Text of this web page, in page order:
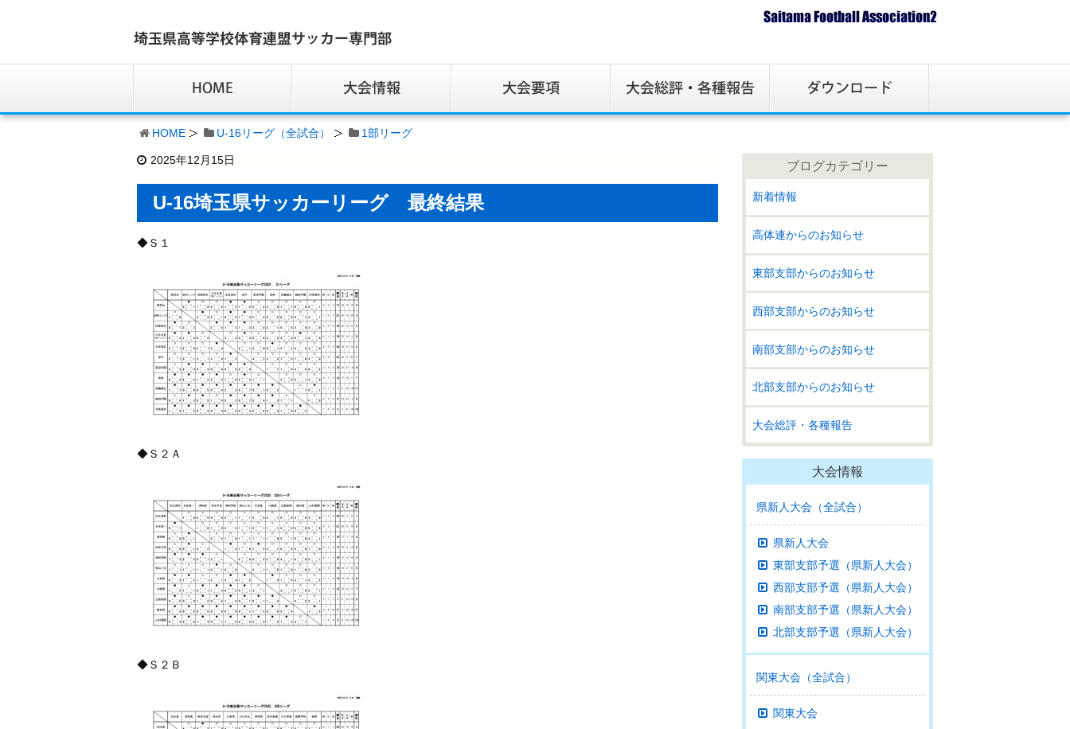
HOME U-16リーグ（全試合） 1部リーグ
2025年12月15日
U-16埼玉県サッカーリーグ 最終結果
◆Ｓ１
◆Ｓ２Ａ
◆Ｓ２Ｂ
ブログカテゴリー
新着情報
高体連からのお知らせ
東部支部からのお知らせ
西部支部からのお知らせ
南部支部からのお知らせ
北部支部からのお知らせ
大会総評・各種報告
大会情報
県新人大会（全試合）
県新人大会
東部支部予選（県新人大会）
西部支部予選（県新人大会）
南部支部予選（県新人大会）
北部支部予選（県新人大会）
関東大会（全試合）
関東大会